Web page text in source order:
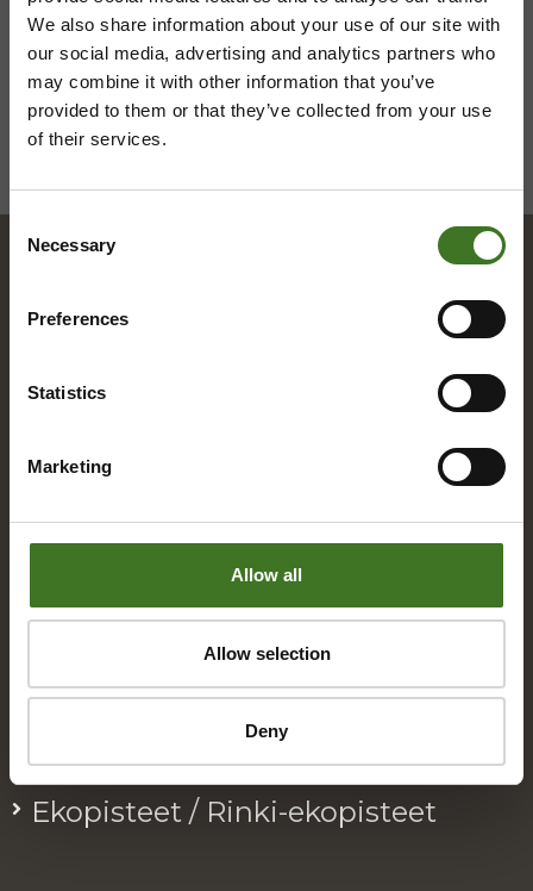
We also share information about your use of our site with
our social media, advertising and analytics partners who
may combine it with other information that you’ve
provided to them or that they’ve collected from your use
of their services.
Consent
Selection
Necessary
Preferences
Statistics
Marketing
Allow all
Allow selection
Deny
Hakemisto
A
Asia­kas­pal­ve­lu
Bio­jä­te
Eko­kymp­pi
Eko­pis­teet / Rinki-eko­pis­teet